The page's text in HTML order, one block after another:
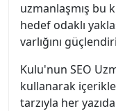
uzmanlaşmış bu
hedef odaklı
varlığını
Kulu'nun SEO
kullanarak
tarzıyla her